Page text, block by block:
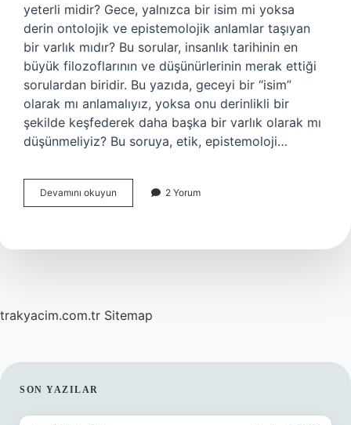
yeterli midir? Gece, yalnızca bir isim mi yoksa
derin ontolojik ve epistemolojik anlamlar taşıyan
bir varlık mıdır? Bu sorular, insanlık tarihinin en
büyük filozoflarının ve düşünürlerinin merak ettiği
sorulardan biridir. Bu yazıda, geceyi bir “isim”
olarak mı anlamalıyız, yoksa onu derinlikli bir
şekilde keşfederek daha başka bir varlık olarak mı
düşünmeliyiz? Bu soruya, etik, epistemoloji…
Devamını okuyun
isim
2 Yorum
trakyacim.com.tr Sitemap
SIDEBAR
SON YAZILAR